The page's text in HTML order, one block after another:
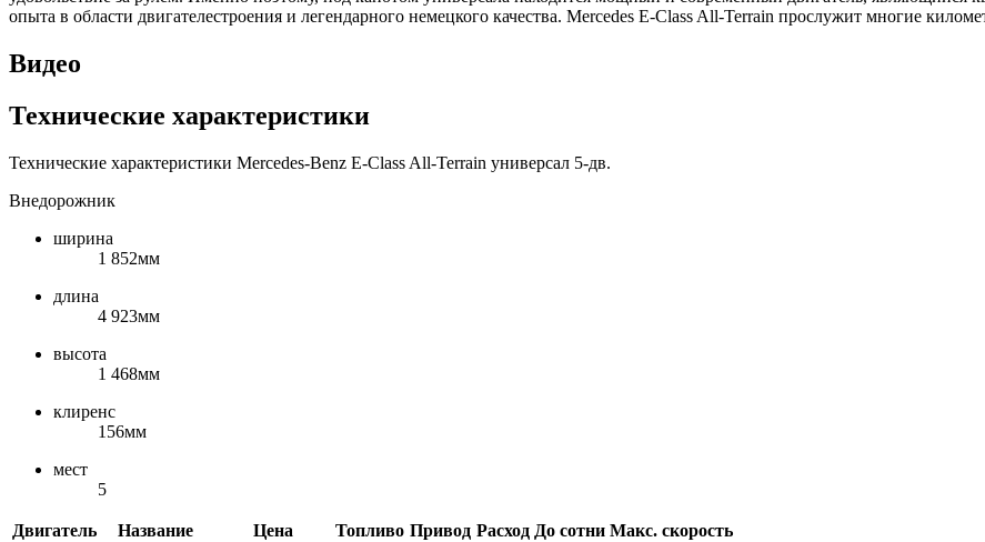
опыта в области двигателестроения и легендарного немецкого качества. Mercedes E-Class All-Terrain прослужит многие
Видео
Технические характеристики
Технические характеристики Mercedes-Benz E-Class All-Terrain универсал 5-дв.
Внедорожник
ширина
1 852мм
длина
4 923мм
высота
1 468мм
клиренс
156мм
мест
5
Двигатель Название Цена Топливо Привод Расход До сотни Макс. скорость